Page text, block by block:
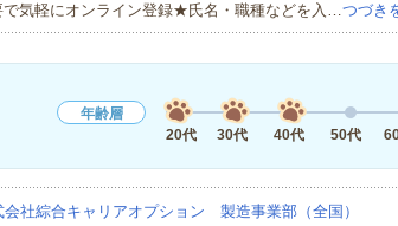
で気軽にオンライン登録★氏名・職種などを入…つづき
年齢層
20代
30代 40代 50代
会社綜合キャリアオプション 製造事業部（全国）